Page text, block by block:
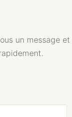
un message et